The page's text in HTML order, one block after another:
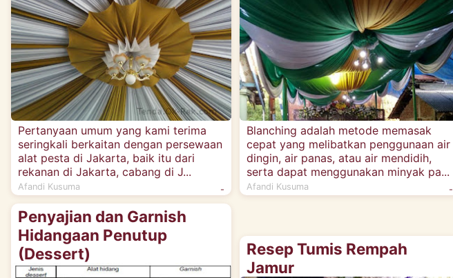
Pertanyaan umum yang kami terima
seringkali berkaitan dengan persewaan
alat pesta di Jakarta, baik itu dari
rekanan di Jakarta, cabang di J...
Afandi Kusuma -
Blanching adalah metode memasak
cepat yang melibatkan penggunaan air
dingin, air panas, atau air mendidih,
serta dapat menggunakan minyak pa...
Afandi Kusuma -
Penyajian dan Garnish
Hidangaan Penutup
(Dessert)
Resep Tumis Rempah
Jamur